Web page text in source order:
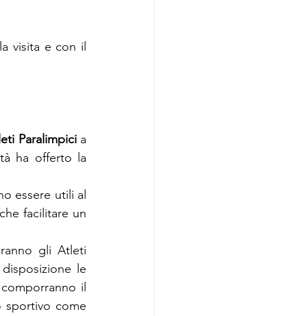
visita e con il
Paralimpici a
ha offerto la
essere utili al
facilitare un
gli Atleti
le
il
sportivo come